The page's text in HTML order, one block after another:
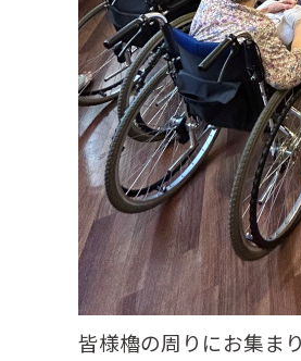
皆様櫓の周りにお集ま